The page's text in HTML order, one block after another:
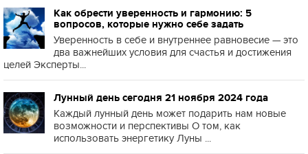
Как обрести уверенность и гармонию: 5
вопросов, которые нужно себе задать
Уверенность в себе и внутреннее равновесие — это
два важнейших условия для счастья и достижения
целей Эксперты...
Лунный день сегодня 21 ноября 2024 года
Каждый лунный день может подарить нам новые
возможности и перспективы О том, как
использовать энергетику Луны ...